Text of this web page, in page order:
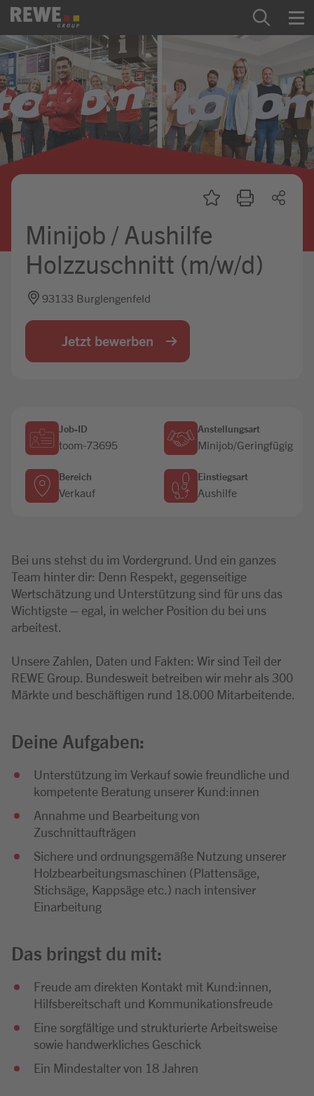
Zum Inhalt springen
Startseite
REWE Group als Arbeitgeber
Ausbildung & Studium
Praktikum & Werkstudium
Mein Kandidat:innenprofil
Minijob / Aushilfe
Holzzuschnitt (m/w/d)
93133 Burglengenfeld
Jetzt bewerben
Job-ID
toom-73695
Anstellungsart
Minijob/Geringfügig
Bereich
Verkauf
Einstiegsart
Aushilfe
Bei uns stehst du im Vordergrund. Und ein ganzes
Team hinter dir: Denn Respekt, gegenseitige
Wertschätzung und Unterstützung sind für uns das
Wichtigste – egal, in welcher Position du bei uns
arbeitest.
Unsere Zahlen, Daten und Fakten: Wir sind Teil der
REWE Group. Bundesweit betreiben wir mehr als 300
Märkte und beschäftigen rund 18.000 Mitarbeitende.
Deine Aufgaben:
Unterstützung im Verkauf sowie freundliche und
kompetente Beratung unserer Kund:innen
Annahme und Bearbeitung von
Zuschnittaufträgen
Sichere und ordnungsgemäße Nutzung unserer
Holzbearbeitungsmaschinen (Plattensäge,
Stichsäge, Kappsäge etc.) nach intensiver
Einarbeitung
Das bringst du mit:
Freude am direkten Kontakt mit Kund:innen,
Hilfsbereitschaft und Kommunikationsfreude
Eine sorgfältige und strukturierte Arbeitsweise
sowie handwerkliches Geschick
Ein Mindestalter von 18 Jahren